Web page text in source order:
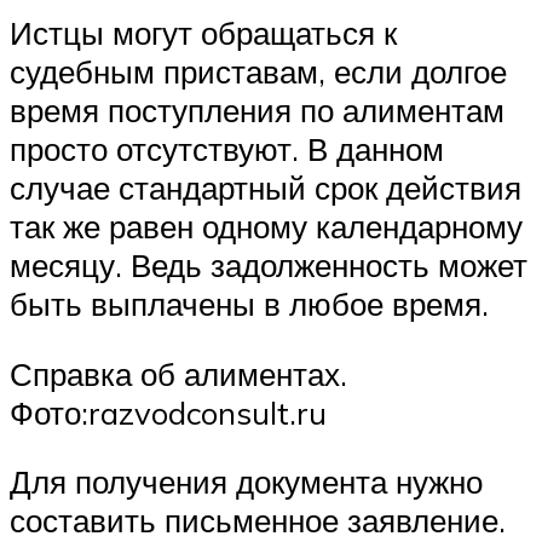
Истцы могут обращаться к
судебным приставам, если долгое
время поступления по алиментам
просто отсутствуют. В данном
случае стандартный срок действия
так же равен одному календарному
месяцу. Ведь задолженность может
быть выплачены в любое время.
Справка об алиментах.
Фото:razvodconsult.ru
Для получения документа нужно
составить письменное заявление.